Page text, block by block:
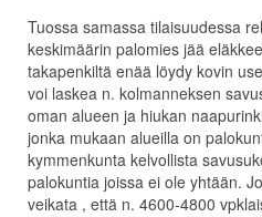
Tuossa samassa tilaisuudessa
keskimäärin palomies jää
takapenkiltä enää löydy kovin
voi laskea n. kolmanneksen
oman alueen ja hiukan
jonka mukaan alueilla on
kymmenkunta kelvollista
palokuntia joissa ei ole yhtään.
veikata , että n. 4600-4800